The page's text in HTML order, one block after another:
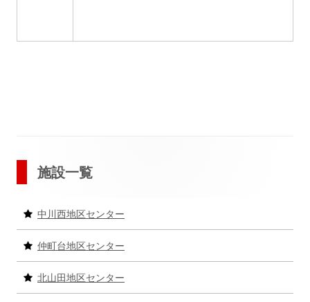
メ
ン
サ
イ
施設一覧
中川西地区センター
仲町台地区センター
北山田地区センター